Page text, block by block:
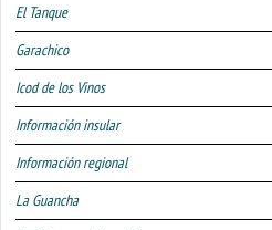
El Tanque
Garachico
Icod de los Vinos
Información insular
Información regional
La Guancha